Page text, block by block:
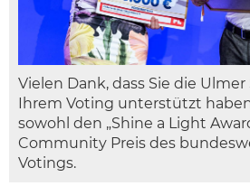
Vielen Dank, dass Sie die
Ihrem Voting unterstützt
sowohl den „Shine a Light
Community Preis des
Votings.